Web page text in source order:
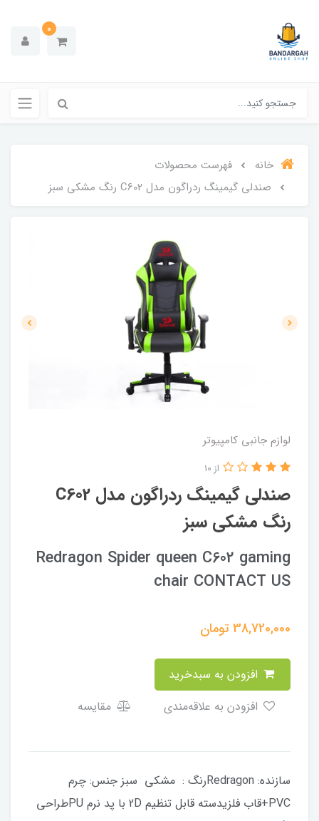
0
خانه
فهرست محصولات
صندلی گیمینگ ردراگون مدل C602 رنگ مشکی سبز
لوازم جانبی کامپیوتر
صندلی گیمینگ ردراگون مدل C602
رنگ مشکی سبز
از 10
Redragon Spider queen C602 gaming
chair CONTACT US
38,720,000تومان
مقایسه
سازنده: Redragonرنگ : مشکی سبز جنس: چرم
PVC+قاب فلزیدسته قابل تنظیم 2D با پد نرم PUطراحی